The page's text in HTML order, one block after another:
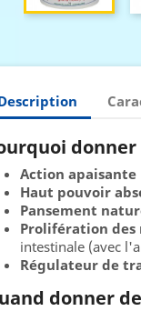
donner
Action apaisante
Haut pouvoir
Pansement
Prolifération des
intestinale (avec
Régulateur de
donner